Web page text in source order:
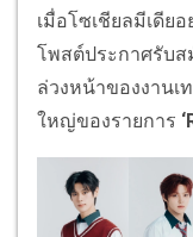
เมื่อโซเชียลมีเดีย
โพสต์ประกาศรับส
ล่วงหน้าของงานเ
ใหญ่ของรายการ